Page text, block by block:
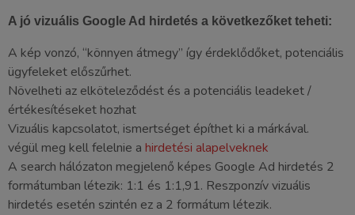
A jó vizuális Google Ad hirdetés a következőket teheti:
A kép vonzó, “könnyen átmegy” így érdeklődőket, potenciális
ügyfeleket előszűrhet.
Növelheti az elköteleződést és a potenciális leadeket /
értékesítéseket hozhat
Vizuális kapcsolatot, ismertséget építhet ki a márkával.
végül meg kell felelnie a hirdetési alapelveknek
A search hálózaton megjelenő képes Google Ad hirdetés 2
formátumban létezik: 1:1 és 1:1,91. Reszponzív vizuális
hirdetés esetén szintén ez a 2 formátum létezik.